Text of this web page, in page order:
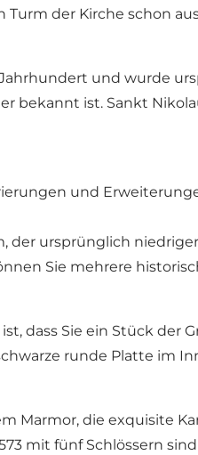
der Kirche schon
und wurde
bekannt ist. Sankt
und
der ursprünglich
Sie mehrere
dass Sie ein Stück der
runde Platte im
Marmor, die exquisite
mit fünf Schlössern